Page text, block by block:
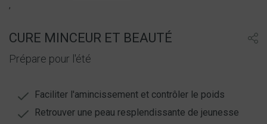
CURE MINCEUR ET BEAUTÉ
Prépare pour l'été
Faciliter l'amincissement et contrôler le poids
Retrouver une peau resplendissante de jeunesse
,